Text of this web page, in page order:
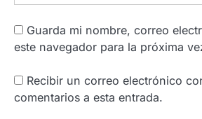
Guarda mi nombre, correo
este navegador para la próxima
Recibir un correo electrónico
comentarios a esta entrada.